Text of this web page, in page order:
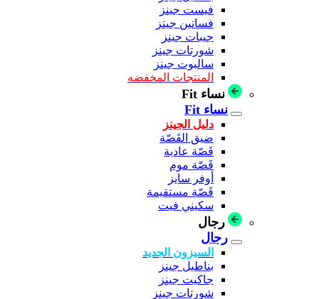
فيست جينز
فساتين جيتز
جيبات جينز
شورتات جينز
سالبوت جينز
المنتجات المخفضه
نساء Fit
نساء Fit
دليل الجينز
ضيق القَصّة
قَصّة عادية
قَصّة موم
أوفر سايز
قَصّة مستقيمة
سكيني فيت
رجال
رجال
السيزون الجديد
بناطيل جينز
جاكيت جينز
شورتات جينز